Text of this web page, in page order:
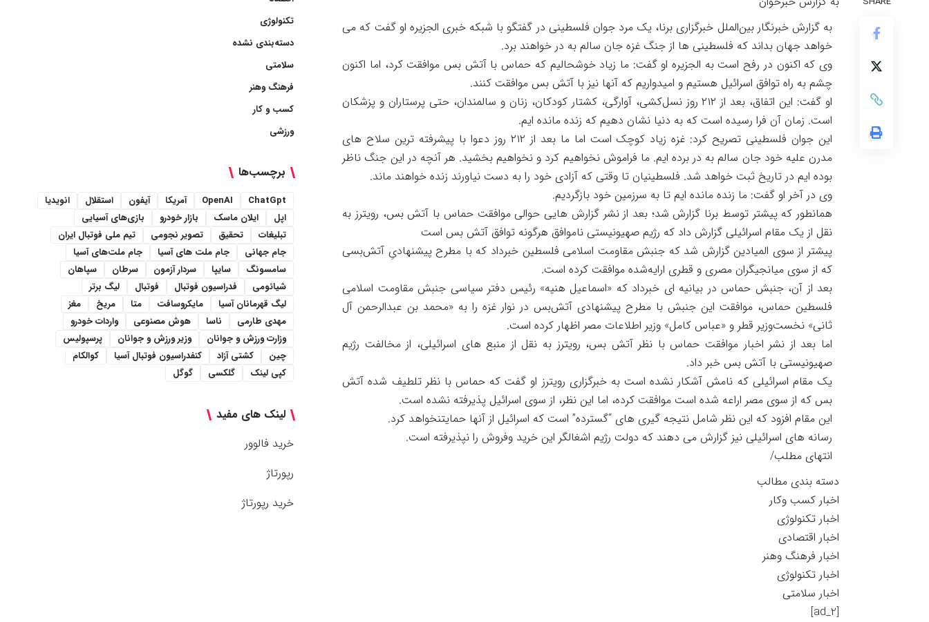
به گزارش خبرنگار بین‌الملل خبرگزاری برنا، یک مرد جوان فلسطینی در گفتگو با شبکه خبری الجزیره او گفت که می
خواهد جهان بداند که فلسطینی ها از جنگ غزه جان سالم به در خواهند برد.
وی که اکنون در رفح است به الجزیره او گفت: ما زیاد خوشحالیم که حماس با آتش بس موافقت کرد، اما اکنون
چشم به راه توافق اسرائیل هستیم و امیدواریم که آنها نیز با آتش بس موافقت کنند.
او گفت: این اتفاق، بعد از ۲۱۲ روز نسل‌کشی، آوارگی، کشتار کودکان، زنان و سالمندان، حتی پرستاران و پزشکان
است. زمان آن فرا رسیده است که به دنیا نشان دهیم که زنده مانده ایم.
این جوان فلسطینی تصریح کرد: غزه زیاد کوچک است اما ما بعد از ۲۱۲ روز دعوا با پیشرفته ترین سلاح های
مدرن علیه خود جان سالم به در برده ایم. ما فراموش نخواهیم کرد و نخواهیم بخشید. هر آنچه در این جنگ ناظر
بوده ایم در تاریخ ثبت خواهد شد. فلسطینیان تا وقتی که آزادی خود را به دست نیاورند زنده خواهند ماند.
وی در آخر او گفت: ما زنده مانده ایم تا به سرزمین خود بازگردیم.
همانطور که پیشتر توسط برنا گزارش شد؛ بعد از نشر گزارش هایی حوالی موافقت حماس با آتش بس، رویترز به
نقل از یک مقام اسرائیلی گزارش داد که رژیم صهیونیستی ناموافق هرگونه توافق آتش بس است
پیشتر از سوی المیادین گزارش شد که جنبش مقاومت اسلامی فلسطین خبرداد که با مطرح پیشنهادیِ آتش‌بسی
که از سوی میانجیگران مصری و قطری ارایه‌شده موافقت کرده است.
بعد از آن، جنبش حماس در بیانیه ای خبرداد که «اسماعیل هنیه» رئیس دفتر سیاسی جنبش مقاومت اسلامی
فلسطین حماس، موافقت این جنبش با مطرح پیشنهادی آتش‌بس در نوار غزه را به «محمد بن عبدالرحمن آل
ثانی» نخست‌وزیر قطر و «عباس کامل» وزیر اطلاعات مصر اظهار کرده است.
اما بعد از نشر اخبار موافقت حماس با نظر آتش بس، رویترز به نقل از منبع های اسرائیلی، از مخالفت رژیم
صهیونیستی با آتش بس خبر داد.
یک مقام اسرائیلی که نامش آشکار نشده است به خبرگزاری رویترز او گفت که حماس با نظر تلطیف شده آتش
بس که از سوی مصر اراعه شده است موافقت کرده، اما این نظر، از سوی اسرائیل پذیرفته نشده است.
این مقام افزود که این نظر شامل نتیجه گیری های “گسترده” است که اسرائیل از آنها حمایتنخواهد کرد.
رسانه های اسرائیلی نیز گزارش می دهند که دولت رژیم اشغالگر این خرید وفروش را نپذیرفته است.
انتهای مطلب/
دسته بندی مطالب
اخبار کسب وکار
اخبار تکنولوژی
اخبار اقتصادی
اخبار فرهنگ وهنر
اخبار تکنولوژی
اخبار سلامتی
[ad_2]
تکنولوژی
دسته‌بندی نشده
سلامتی
فرهنگ وهنر
کسب و کار
ورزشی
برچسب‌ها
ChatGpt
OpenAI آمریکا آیفون استقلال
انویدیا
اپل
ایلان ماسک بازار خودرو
بازی‌های آسیایی
تبلیغات
تحقیق تصویر نجومی
تیم ملی فوتبال ایران
جام جهانی
جام ملت های آسیا
جام ملت‌های آسیا
سامسونگ
سایپا سردار آزمون سرطان
سپاهان
شیائومی
فدراسیون فوتبال فوتبال
لیگ برتر
لیگ قهرمانان آسیا
مایکروسافت متا مریخ
مغز
مهدی طارمی
ناسا هوش مصنوعی
واردات خودرو
وزارت ورزش و جوانان
وزیر ورزش و جوانان
پرسپولیس
چین
کشتی آزاد کنفدراسیون فوتبال آسیا
کوالکام
کپی لینک
گلکسی گوگل
لینک های مفید
خرید فالوور
رپورتاژ
خرید رپورتاژ